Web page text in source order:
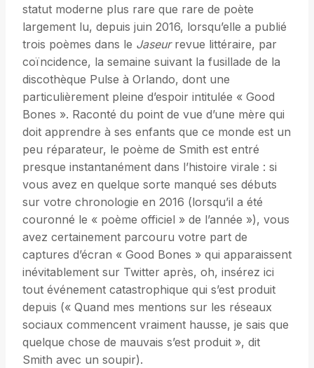
statut moderne plus rare que rare de poète
largement lu, depuis juin 2016, lorsqu’elle a publié
trois poèmes dans le Jaseurrevue littéraire, par
coïncidence, la semaine suivant la fusillade de la
discothèque Pulse à Orlando, dont une
particulièrement pleine d’espoir intitulée « Good
Bones ». Raconté du point de vue d’une mère qui
doit apprendre à ses enfants que ce monde est un
peu réparateur, le poème de Smith est entré
presque instantanément dans l’histoire virale : si
vous avez en quelque sorte manqué ses débuts
sur votre chronologie en 2016 (lorsqu’il a été
couronné le « poème officiel » de l’année »), vous
avez certainement parcouru votre part de
captures d’écran « Good Bones » qui apparaissent
inévitablement sur Twitter après, oh, insérez ici
tout événement catastrophique qui s’est produit
depuis (« Quand mes mentions sur les réseaux
sociaux commencent vraiment hausse, je sais que
quelque chose de mauvais s’est produit », dit
Smith avec un soupir).